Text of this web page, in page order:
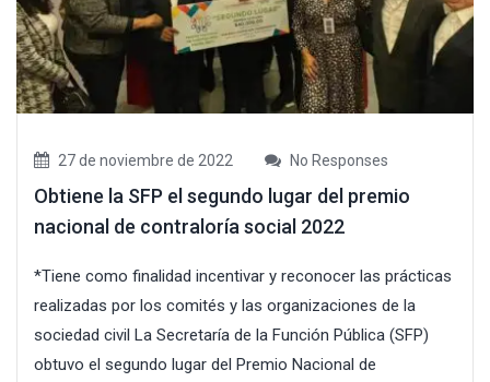
27 de noviembre de 2022 No Responses
Obtiene la SFP el segundo lugar del premio
nacional de contraloría social 2022
*Tiene como finalidad incentivar y reconocer las prácticas
realizadas por los comités y las organizaciones de la
sociedad civil La Secretaría de la Función Pública (SFP)
obtuvo el segundo lugar del Premio Nacional de